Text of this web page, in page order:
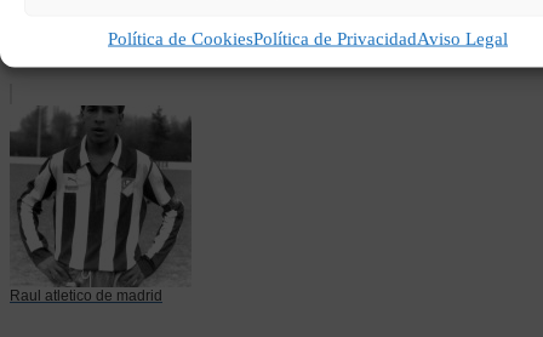
Política de CookiesPolítica de PrivacidadAviso Legal
Raul atletico de madrid